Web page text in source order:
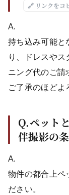
🔗 リンクをコ
A.
持ち込み可能と
り、ドレスや
ニング代のご請
ご了承のほどよ
Q.ペット
伴撮影の
A.
物件の都合上ペ
ださい。